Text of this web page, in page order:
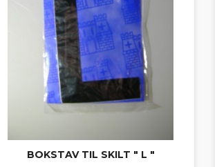
BOKSTAV TIL SKILT " L "